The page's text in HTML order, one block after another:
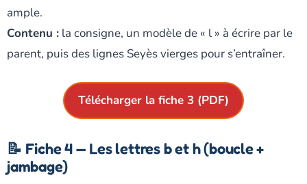
ample.
Contenu : la consigne, un modèle de « l » à écrire par le
parent, puis des lignes Seyès vierges pour s’entraîner.
Télécharger la fiche 3 (PDF)
📝 Fiche 4 — Les lettres b et h (boucle +
jambage)